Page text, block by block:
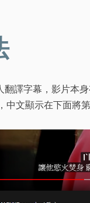
譯字幕，影片本
，中文顯示在下面將